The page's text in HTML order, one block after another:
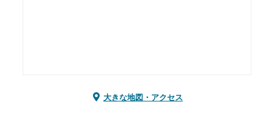
大きな地図・アクセス